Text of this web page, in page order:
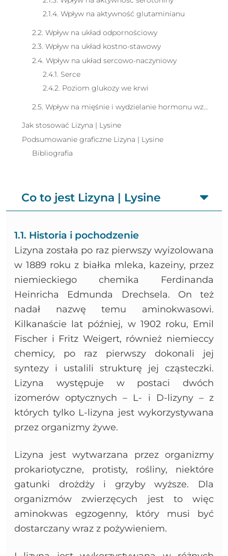
2.1.4. Wpływ na aktywność glutaminianu
2.2. Wpływ na układ odpornościowy
2.3. Wpływ na układ kostno-stawowy
2.4. Wpływ na układ sercowo-naczyniowy
2.4.1. Serce
2.4.2. Poziom glukozy we krwi
2.5. Wpływ na mięśnie i wydzielanie hormonu wzrostu
Jak stosować Lizyna | Lysine
Podsumowanie graficzne Lizyna | Lysine
Bibliografia
Co to jest Lizyna | Lysine
1.1. Historia i pochodzenie
Lizyna została po raz pierwszy wyizolowana
w 1889 roku z białka mleka, kazeiny, przez
niemieckiego chemika Ferdinanda
Heinricha Edmunda Drechsela. On też
nadał nazwę temu aminokwasowi.
Kilkanaście lat później, w 1902 roku, Emil
Fischer i Fritz Weigert, również niemieccy
chemicy, po raz pierwszy dokonali jej
syntezy i ustalili strukturę jej cząsteczki.
Lizyna występuje w postaci dwóch
izomerów optycznych – L- i D-lizyny – z
których tylko L-lizyna jest wykorzystywana
przez organizmy żywe.
Lizyna jest wytwarzana przez organizmy
prokariotyczne, protisty, rośliny, niektóre
gatunki drożdży i grzyby wyższe. Dla
organizmów zwierzęcych jest to więc
aminokwas egzogenny, który musi być
dostarczany wraz z pożywieniem.